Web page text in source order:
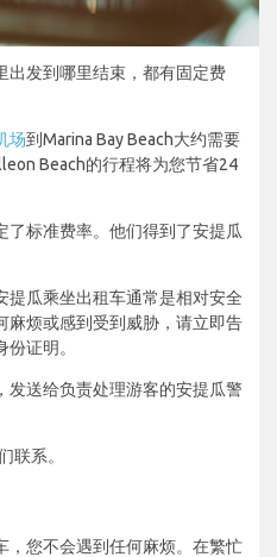
出发到哪里结束，都有固定费
场到Marina Bay Beach大约需要
Beach的行程将为您节省24
标准费率。他们得到了安提瓜
提瓜乘坐出租车通常是相对安全
麻烦或感到受到威胁，请立即告
证明。
发送给负责处理游客的安提瓜警
联系。
，您不会遇到任何麻烦。在繁忙